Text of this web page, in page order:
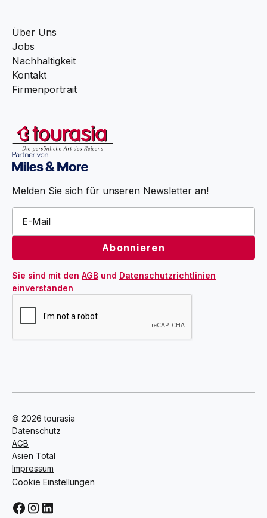
Über Uns
Jobs
Nachhaltigkeit
Kontakt
Firmenportrait
Melden Sie sich für unseren Newsletter an!
Sie sind mit den AGB und Datenschutzrichtlinien
einverstanden
© 2026 tourasia
Datenschutz
AGB
Asien Total
Impressum
Cookie Einstellungen